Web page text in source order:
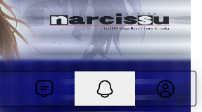
ВН Narcissu (новелла от
2005 года выпуска). Завязка
в Катаве. Да и в процессе
ещё некоторое количество